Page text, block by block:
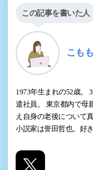
この記事を書いた人
こもも
1973年生まれの52歳。
遣社員。 東京都内で母
え自身の老後について
小説家は誉田哲也。好